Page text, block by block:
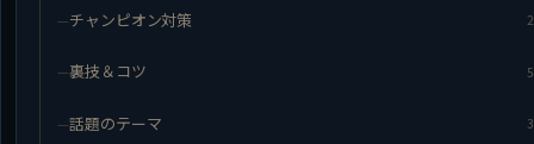
チャンピオン対策 2
裏技＆コツ 5
話題のテーマ 3